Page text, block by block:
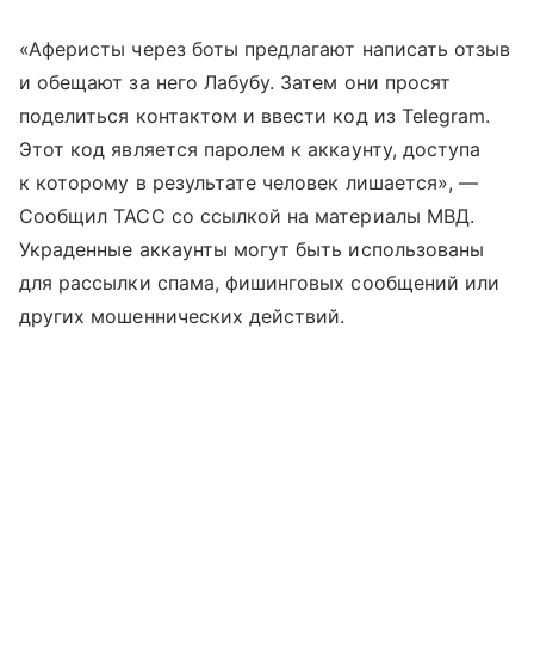
«Аферисты через боты предлагают написать отзыв
и обещают за него Лабубу. Затем они просят
поделиться контактом и ввести код из Telegram.
Этот код является паролем к аккаунту, доступа
к которому в результате человек лишается», —
Сообщил ТАСС со ссылкой на материалы МВД.
Украденные аккаунты могут быть использованы
для рассылки спама, фишинговых сообщений или
других мошеннических действий.